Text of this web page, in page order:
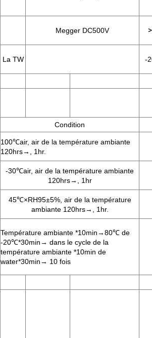
Megger DC500V >
La TW -
Condition
100℃air, air de la température ambiante
120hrs→, 1hr.
-30℃air, air de la température ambiante
120hrs→, 1hr
45℃×RH95±5%, air de la température
ambiante 120hrs→, 1hr.
Température ambiante *10min→80℃ de
-20℃*30min→ dans le cycle de la
température ambiante *10min de
water*30min→ 10 fois